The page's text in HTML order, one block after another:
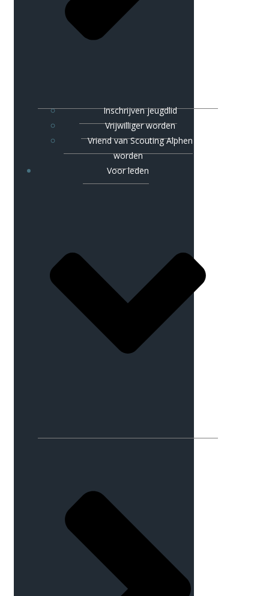
Inschrijven jeugdlid
Vrijwilliger worden
Vriend van Scouting Alphen
worden
Voor leden